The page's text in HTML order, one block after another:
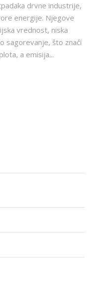
drvne industrije,
energije. Njegove
vrednost, niska
sagorevanje, što znači
a emisija...